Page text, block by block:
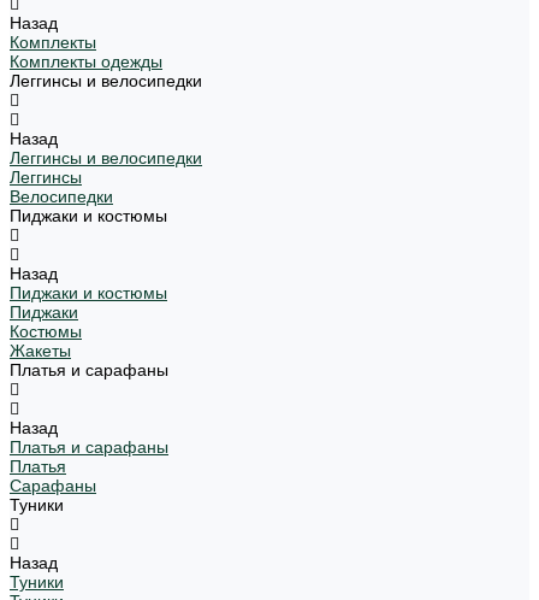
Назад
Комплекты
Комплекты одежды
Леггинсы и велосипедки
Назад
Леггинсы и велосипедки
Леггинсы
Велосипедки
Пиджаки и костюмы
Назад
Пиджаки и костюмы
Пиджаки
Костюмы
Жакеты
Платья и сарафаны
Назад
Платья и сарафаны
Платья
Сарафаны
Туники
Назад
Туники